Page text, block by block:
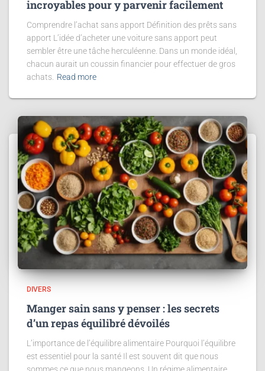
incroyables pour y parvenir facilement
Comprendre l’achat sans apport Définition des prêts sans
apport L’idée d’acheter une voiture sans apport peut
sembler être une tâche herculéenne. Dans un monde idéal,
chacun aurait un coussin financier pour effectuer de gros
achats. Read more
DIVERS
Manger sain sans y penser : les secrets
d’un repas équilibré dévoilés
L’importance de l’équilibre alimentaire Pourquoi l’équilibre
est essentiel pour la santé Il est souvent dit que nous